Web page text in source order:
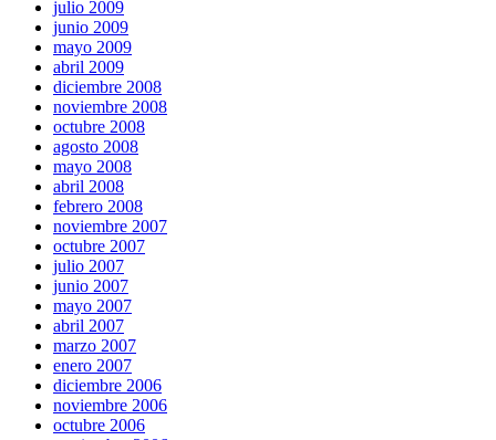
julio 2009
junio 2009
mayo 2009
abril 2009
diciembre 2008
noviembre 2008
octubre 2008
agosto 2008
mayo 2008
abril 2008
febrero 2008
noviembre 2007
octubre 2007
julio 2007
junio 2007
mayo 2007
abril 2007
marzo 2007
enero 2007
diciembre 2006
noviembre 2006
octubre 2006